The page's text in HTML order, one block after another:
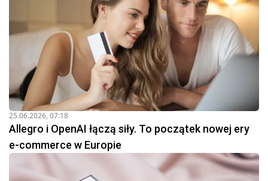
25.06.2026, 07:18
Allegro i OpenAI łączą siły. To początek nowej ery
e-commerce w Europie